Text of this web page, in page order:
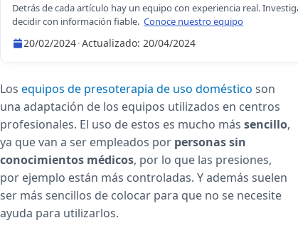
Detrás de cada artículo hay un equipo con experiencia real.
decidir con información fiable. Conoce nuestro equipo
20/02/2024·Actualizado: 20/04/2024
Los equipos de presoterapia de uso doméstico son
una adaptación de los equipos utilizados en centros
profesionales. El uso de estos es mucho más sencillo,
ya que van a ser empleados por personas sin
conocimientos médicos, por lo que las presiones,
por ejemplo están más controladas. Y además suelen
ser más sencillos de colocar para que no se necesite
ayuda para utilizarlos.